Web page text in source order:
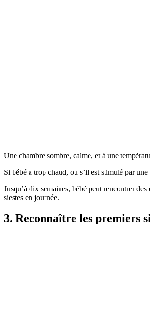
Une chambre sombre, calme, et à une
Si bébé a trop chaud, ou s’il est stimulé par
Jusqu’à dix semaines, bébé peut rencontrer
siestes en journée.
3. Reconnaître les premiers